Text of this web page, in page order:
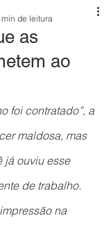
as
ao
de leitura
foi contratado”, a
maldosa, mas
já ouviu esse
de trabalho.
na